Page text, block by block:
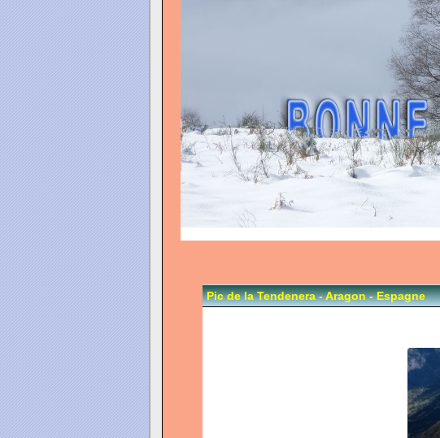
Pic de la Tendenera - Aragon - Espagne